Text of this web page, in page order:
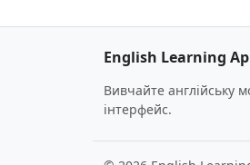
English Learning
Вивчайте англійську
інтерфейс.